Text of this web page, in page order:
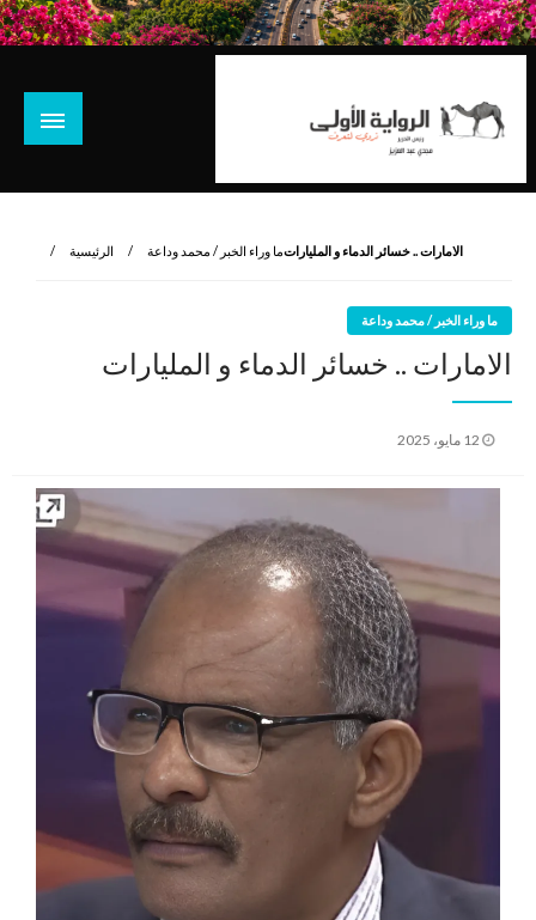
نروي لتعرف
الرئيسية ما وراء الخبر / محمد وداعةالامارات .. خسائر الدماء و المليارات
ما وراء الخبر / محمد وداعة
الامارات .. خسائر الدماء و المليارات
نُشر
12 مايو، 2025